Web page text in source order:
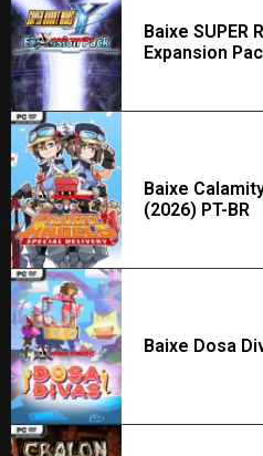
Baixe SUPER
Expansion
Baixe
(2026) PT-BR
Baixe Dosa